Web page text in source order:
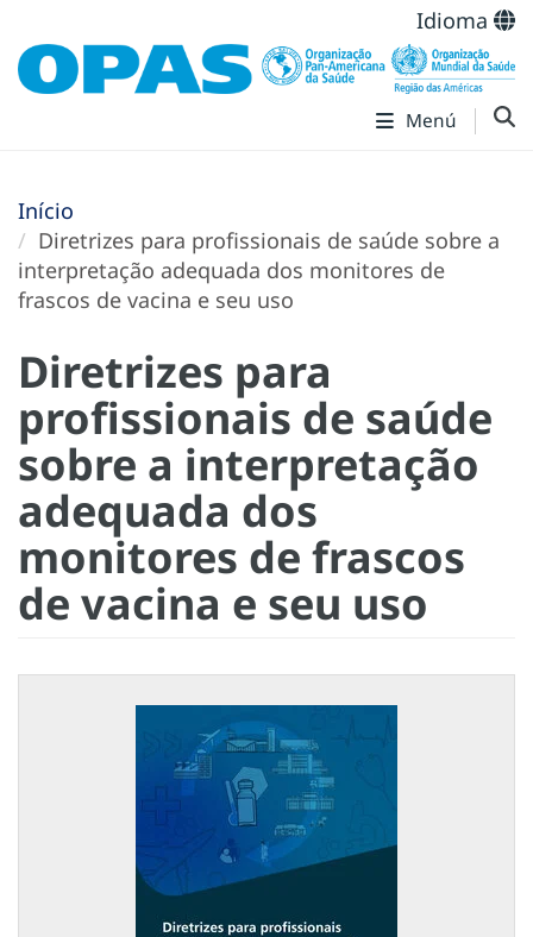
Idioma
Menú
Início
Diretrizes para profissionais de saúde sobre a
interpretação adequada dos monitores de
frascos de vacina e seu uso
Diretrizes para
profissionais de saúde
sobre a interpretação
adequada dos
monitores de frascos
de vacina e seu uso